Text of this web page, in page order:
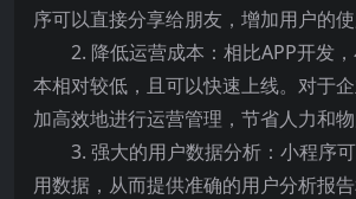
序可以直接分享给朋友，增加用户的使
2. 降低运营成本：相比APP开发
本相对较低，且可以快速上线。对于
加高效地进行运营管理，节省人力和物
3. 强大的用户数据分析：小程序
用数据，从而提供准确的用户分析报